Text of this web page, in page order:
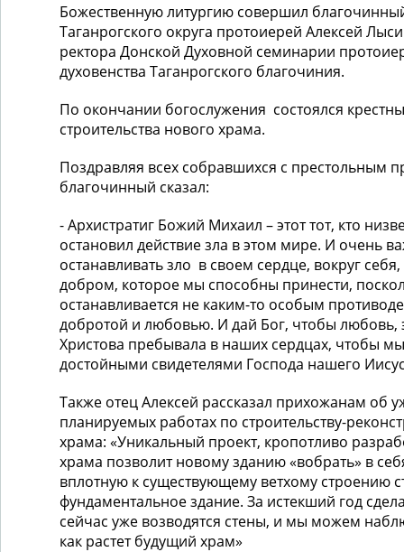
Божественную литургию совершил
Таганрогского округа протоиерей Алексей
ректора Донской Духовной семинарии
духовенства Таганрогского благочиния.
По окончании богослужения состоялся
строительства нового храма.
Поздравляя всех собравшихся с престольным
благочинный сказал:
- Архистратиг Божий Михаил – этот тот, кто
остановил действие зла в этом мире. И очень
останавливать зло в своем сердце, вокруг
добром, которое мы способны принести,
останавливается не каким-то особым
добротой и любовью. И дай Бог, чтобы любовь,
Христова пребывала в наших сердцах, чтобы
достойными свидетелями Господа нашего
Также отец Алексей рассказал прихожанам об
планируемых работах по строительству-
храма: «Уникальный проект, кропотливо
храма позволит новому зданию «вобрать» в
вплотную к существующему ветхому строению
фундаментальное здание. За истекший год
сейчас уже возводятся стены, и мы можем
как растет будущий храм»